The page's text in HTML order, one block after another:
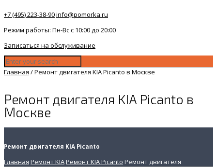
+7 (495) 223-38-90info@pomorka.ru
Режим работы: Пн-Вс с 10:00 до 20:00
Записаться на обслуживание
Главная /Ремонт двигателя KIA Picanto в Москве
Ремонт двигателя KIA Picanto в
Москве
Ремонт двигателя KIA Picanto
Главная Ремонт KIAРемонт KIA Picanto Ремонт двигателя